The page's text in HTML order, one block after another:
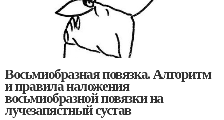
Восьмиобразная повязка. Алгоритм
и правила наложения
восьмиобразной повязки на
лучезапястный сустав